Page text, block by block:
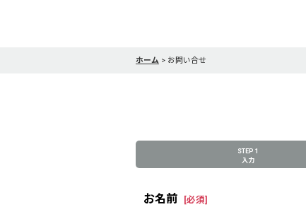
ホーム > お問い合せ
STEP 1
入力
お名前 [必須]